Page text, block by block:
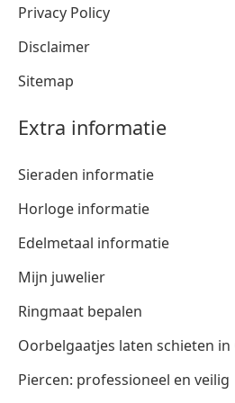
Privacy Policy
Disclaimer
Sitemap
Extra informatie
Sieraden informatie
Horloge informatie
Edelmetaal informatie
Mijn juwelier
Ringmaat bepalen
Oorbelgaatjes laten schieten in
Piercen: professioneel en veilig